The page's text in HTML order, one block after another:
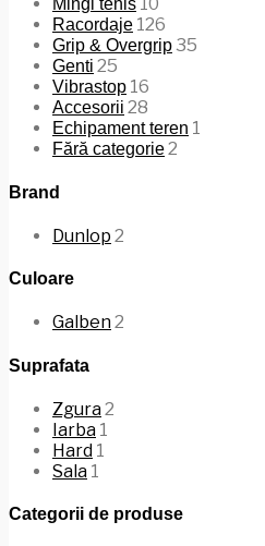
Mingi tenis 10
Racordaje 126
Grip & Overgrip35
Genti 25
Vibrastop 16
Accesorii 28
Echipament teren 1
Fără categorie2
Brand
Dunlop 2
Culoare
Galben2
Suprafata
Zgura2
Iarba 1
Hard 1
Sala 1
Categorii de produse